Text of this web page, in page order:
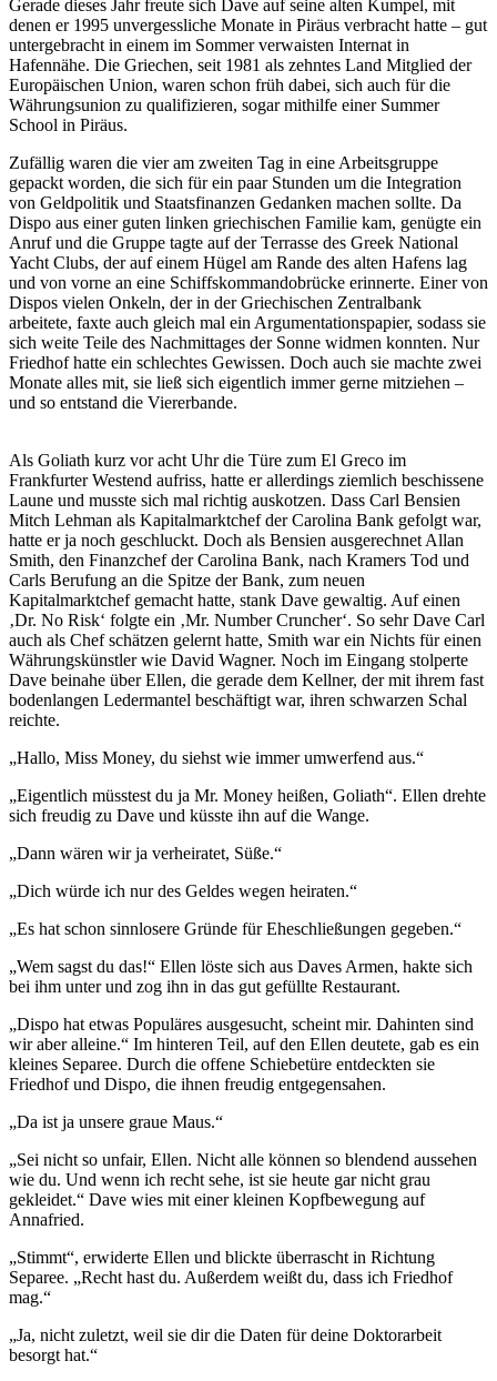
Gerade dieses Jahr freute sich Dave auf seine alten Kumpel, mit
denen er 1995 unvergessliche Monate in Piräus verbracht hatte – gut
untergebracht in einem im Sommer verwaisten Internat in
Hafennähe. Die Griechen, seit 1981 als zehntes Land Mitglied der
Europäischen Union, waren schon früh dabei, sich auch für die
Währungsunion zu qualifizieren, sogar mithilfe einer Summer
School in Piräus.
Zufällig waren die vier am zweiten Tag in eine Arbeitsgruppe
gepackt worden, die sich für ein paar Stunden um die Integration
von Geldpolitik und Staatsfinanzen Gedanken machen sollte. Da
Dispo aus einer guten linken griechischen Familie kam, genügte ein
Anruf und die Gruppe tagte auf der Terrasse des Greek National
Yacht Clubs, der auf einem Hügel am Rande des alten Hafens lag
und von vorne an eine Schiffskommandobrücke erinnerte. Einer von
Dispos vielen Onkeln, der in der Griechischen Zentralbank
arbeitete, faxte auch gleich mal ein Argumentationspapier, sodass sie
sich weite Teile des Nachmittages der Sonne widmen konnten. Nur
Friedhof hatte ein schlechtes Gewissen. Doch auch sie machte zwei
Monate alles mit, sie ließ sich eigentlich immer gerne mitziehen –
und so entstand die Viererbande.
Als Goliath kurz vor acht Uhr die Türe zum El Greco im
Frankfurter Westend aufriss, hatte er allerdings ziemlich beschissene
Laune und musste sich mal richtig auskotzen. Dass Carl Bensien
Mitch Lehman als Kapitalmarktchef der Carolina Bank gefolgt war,
hatte er ja noch geschluckt. Doch als Bensien ausgerechnet Allan
Smith, den Finanzchef der Carolina Bank, nach Kramers Tod und
Carls Berufung an die Spitze der Bank, zum neuen
Kapitalmarktchef gemacht hatte, stank Dave gewaltig. Auf einen
‚Dr. No Risk‘ folgte ein ‚Mr. Number Cruncher‘. So sehr Dave Carl
auch als Chef schätzen gelernt hatte, Smith war ein Nichts für einen
Währungskünstler wie David Wagner. Noch im Eingang stolperte
Dave beinahe über Ellen, die gerade dem Kellner, der mit ihrem fast
bodenlangen Ledermantel beschäftigt war, ihren schwarzen Schal
reichte.
„Hallo, Miss Money, du siehst wie immer umwerfend aus.“
„Eigentlich müsstest du ja Mr. Money heißen, Goliath“. Ellen drehte
sich freudig zu Dave und küsste ihn auf die Wange.
„Dann wären wir ja verheiratet, Süße.“
„Dich würde ich nur des Geldes wegen heiraten.“
„Es hat schon sinnlosere Gründe für Eheschließungen gegeben.“
„Wem sagst du das!“ Ellen löste sich aus Daves Armen, hakte sich
bei ihm unter und zog ihn in das gut gefüllte Restaurant.
„Dispo hat etwas Populäres ausgesucht, scheint mir. Dahinten sind
wir aber alleine.“ Im hinteren Teil, auf den Ellen deutete, gab es ein
kleines Separee. Durch die offene Schiebetüre entdeckten sie
Friedhof und Dispo, die ihnen freudig entgegensahen.
„Da ist ja unsere graue Maus.“
„Sei nicht so unfair, Ellen. Nicht alle können so blendend aussehen
wie du. Und wenn ich recht sehe, ist sie heute gar nicht grau
gekleidet.“ Dave wies mit einer kleinen Kopfbewegung auf
Annafried.
„Stimmt“, erwiderte Ellen und blickte überrascht in Richtung
Separee. „Recht hast du. Außerdem weißt du, dass ich Friedhof
mag.“
„Ja, nicht zuletzt, weil sie dir die Daten für deine Doktorarbeit
besorgt hat.“